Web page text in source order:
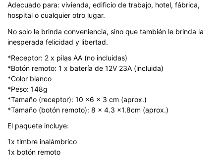
Adecuado para: vivienda, edificio de trabajo, hotel, fábrica,
hospital o cualquier otro lugar.
No solo le brinda conveniencia, sino que también le brinda la
inesperada felicidad y libertad.
*Receptor: 2 x pilas AA (no incluidas)
*Botón remoto: 1 x batería de 12V 23A (incluida)
*Color blanco
*Peso: 148g
*Tamaño (receptor): 10 x6 x 3 cm (aprox.)
*Tamaño (botón remoto): 8 x 4.3 x1.8cm (aprox.)
El paquete incluye:
1x timbre inalámbrico
1x botón remoto